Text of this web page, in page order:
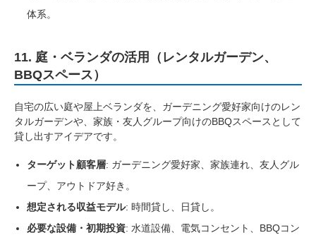
体系。
11. 庭・ベランダの活用（レンタルガーデン、
BBQスペース）
自宅の広い庭や屋上ベランダを、ガーデニング愛好家向けのレン
タルガーデンや、家族・友人グループ向けのBBQスペースとして
貸し出すアイデアです。
ターゲット顧客層: ガーデニング愛好家、家族連れ、友人グル
ープ、アウトドア好き。
想定される収益モデル: 時間貸し、日貸し。
必要な設備・初期投資: 水道設備、電気コンセント、BBQコン